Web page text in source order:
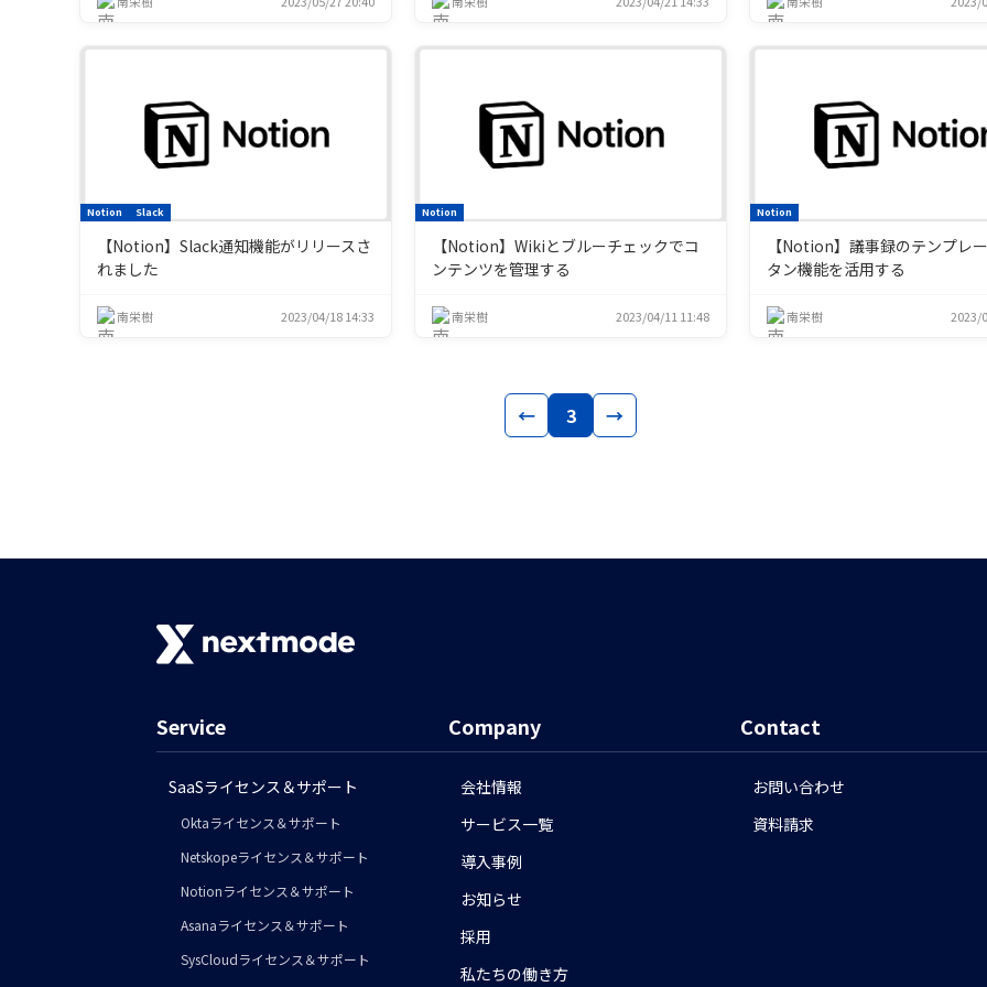
Notion Slack
【Notion】Slack通知機能がリリースさ
れました
南栄樹 2023/04/18 14:33
Notion
【Notion】Wikiとブルーチェックでコ
ンテンツを管理する
南栄樹 2023/04/11 11:48
Notion
【Notion】議事録のテンプレ
タン機能を活用する
南栄樹 2023/
← 3 →
Service
SaaSライセンス＆サポート
Oktaライセンス＆サポート
Netskopeライセンス＆サポート
Notionライセンス＆サポート
Asanaライセンス＆サポート
SysCloudライセンス＆サポート
Company
会社情報
サービス一覧
導入事例
お知らせ
採用
私たちの働き方
Contact
お問い合わせ
資料請求